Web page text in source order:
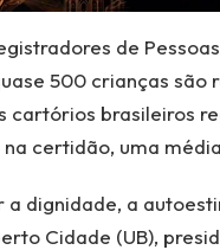
de
500 crianças são
cartórios brasileiros
certidão, uma
dignidade, a
Cidade (UB),